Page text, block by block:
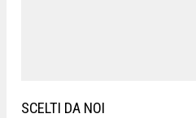
SCELTI DA NOI